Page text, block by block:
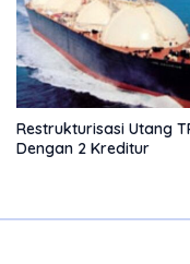
Restrukturisasi Utang
Dengan 2 Kreditur